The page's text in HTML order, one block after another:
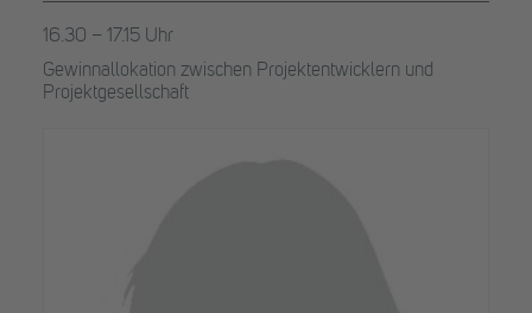
16.30 – 17.15 Uhr
Gewinnallokation zwischen Projektentwicklern und
Projektgesellschaft